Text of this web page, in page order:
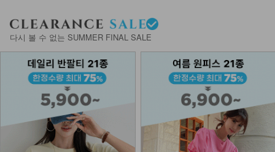
다시 볼 수 없는 SUMMER FINAL SALE